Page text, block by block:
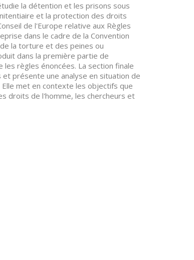
la détention et les prisons sous
et la protection des droits
de l'Europe relative aux Règles
dans le cadre de la Convention
la torture et des peines ou
dans la première partie de
règles énoncées. La section finale
présente une analyse en situation de
met en contexte les objectifs que
droits de l'homme, les chercheurs et